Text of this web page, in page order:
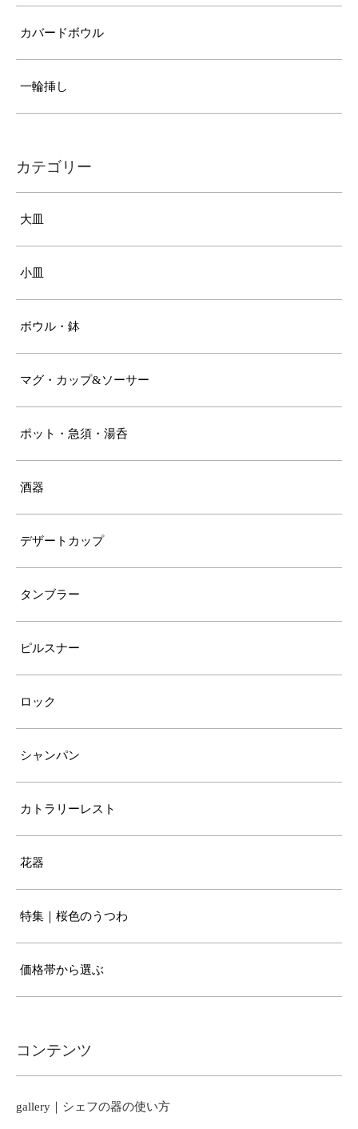
カバードボウル
一輪挿し
カテゴリー
大皿
小皿
ボウル・鉢
マグ・カップ&ソーサー
ポット・急須・湯呑
酒器
デザートカップ
タンブラー
ピルスナー
ロック
シャンパン
カトラリーレスト
花器
特集｜桜色のうつわ
価格帯から選ぶ
コンテンツ
gallery｜シェフの器の使い方